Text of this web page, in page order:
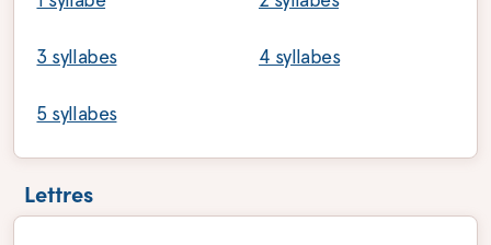
3 syllabes 4 syllabes
5 syllabes
Lettres